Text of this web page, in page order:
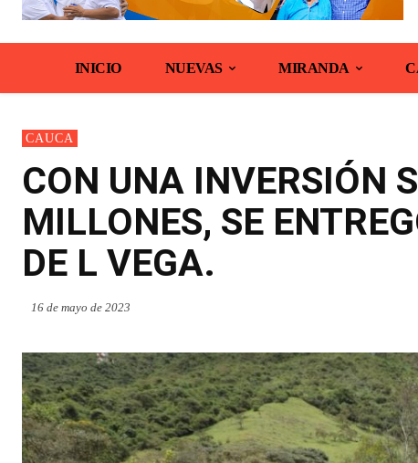
INICIO NUEVAS MIRANDA
CAUCA
CON UNA INVERSIÓN
MILLONES, SE
DE L VEGA.
16 de mayo de 2023